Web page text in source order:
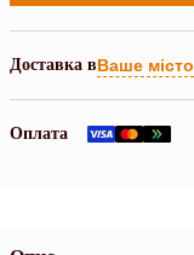
Доставка вВаше місто
Оплата